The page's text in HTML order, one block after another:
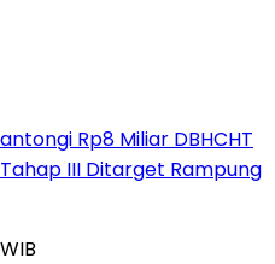
Rp8 Miliar DBHCHT
III Ditarget Rampung